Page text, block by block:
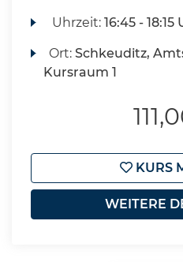
Uhrzeit:16:45 - 18:15
Ort:Schkeuditz,
Kursraum 1
KURS
WEITERE